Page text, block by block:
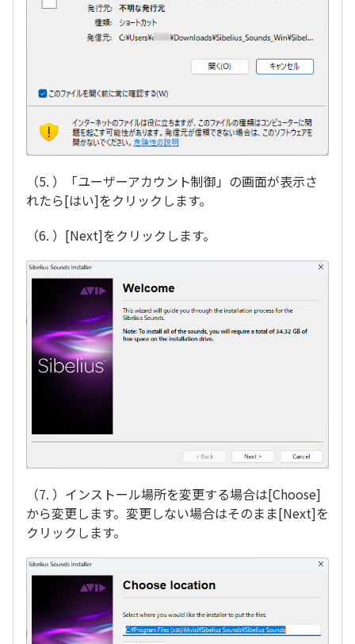
（5. ）「ユーザーアカウント制御」の画面が表示さ
れたら[はい]をクリックします。
（6. ）[Next]をクリックします。
（7. ）インストール場所を変更する場合は[Choose]
から変更します。変更しない場合はそのまま[Next]を
クリックします。